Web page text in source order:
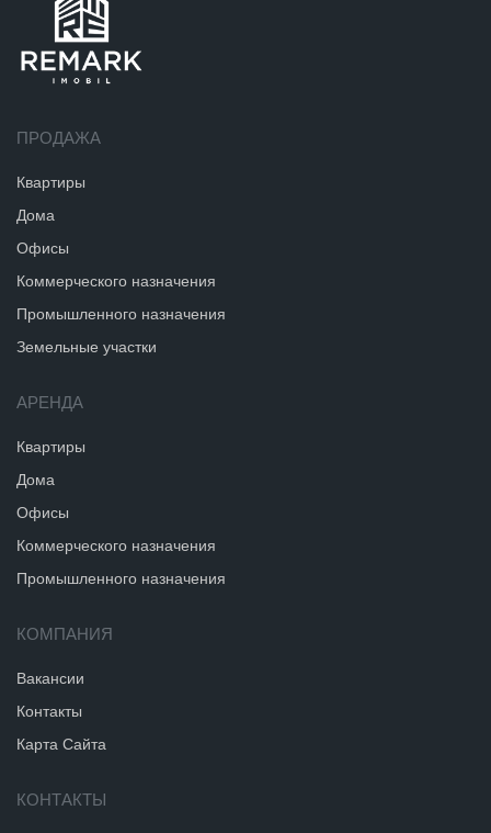
ПРОДАЖА
Квартиры
Дома
Офисы
Коммерческого назначения
Промышленного назначения
Земельные участки
АРЕНДА
Квартиры
Дома
Офисы
Коммерческого назначения
Промышленного назначения
КОМПАНИЯ
Вакансии
Контакты
Карта Сайта
КОНТАКТЫ